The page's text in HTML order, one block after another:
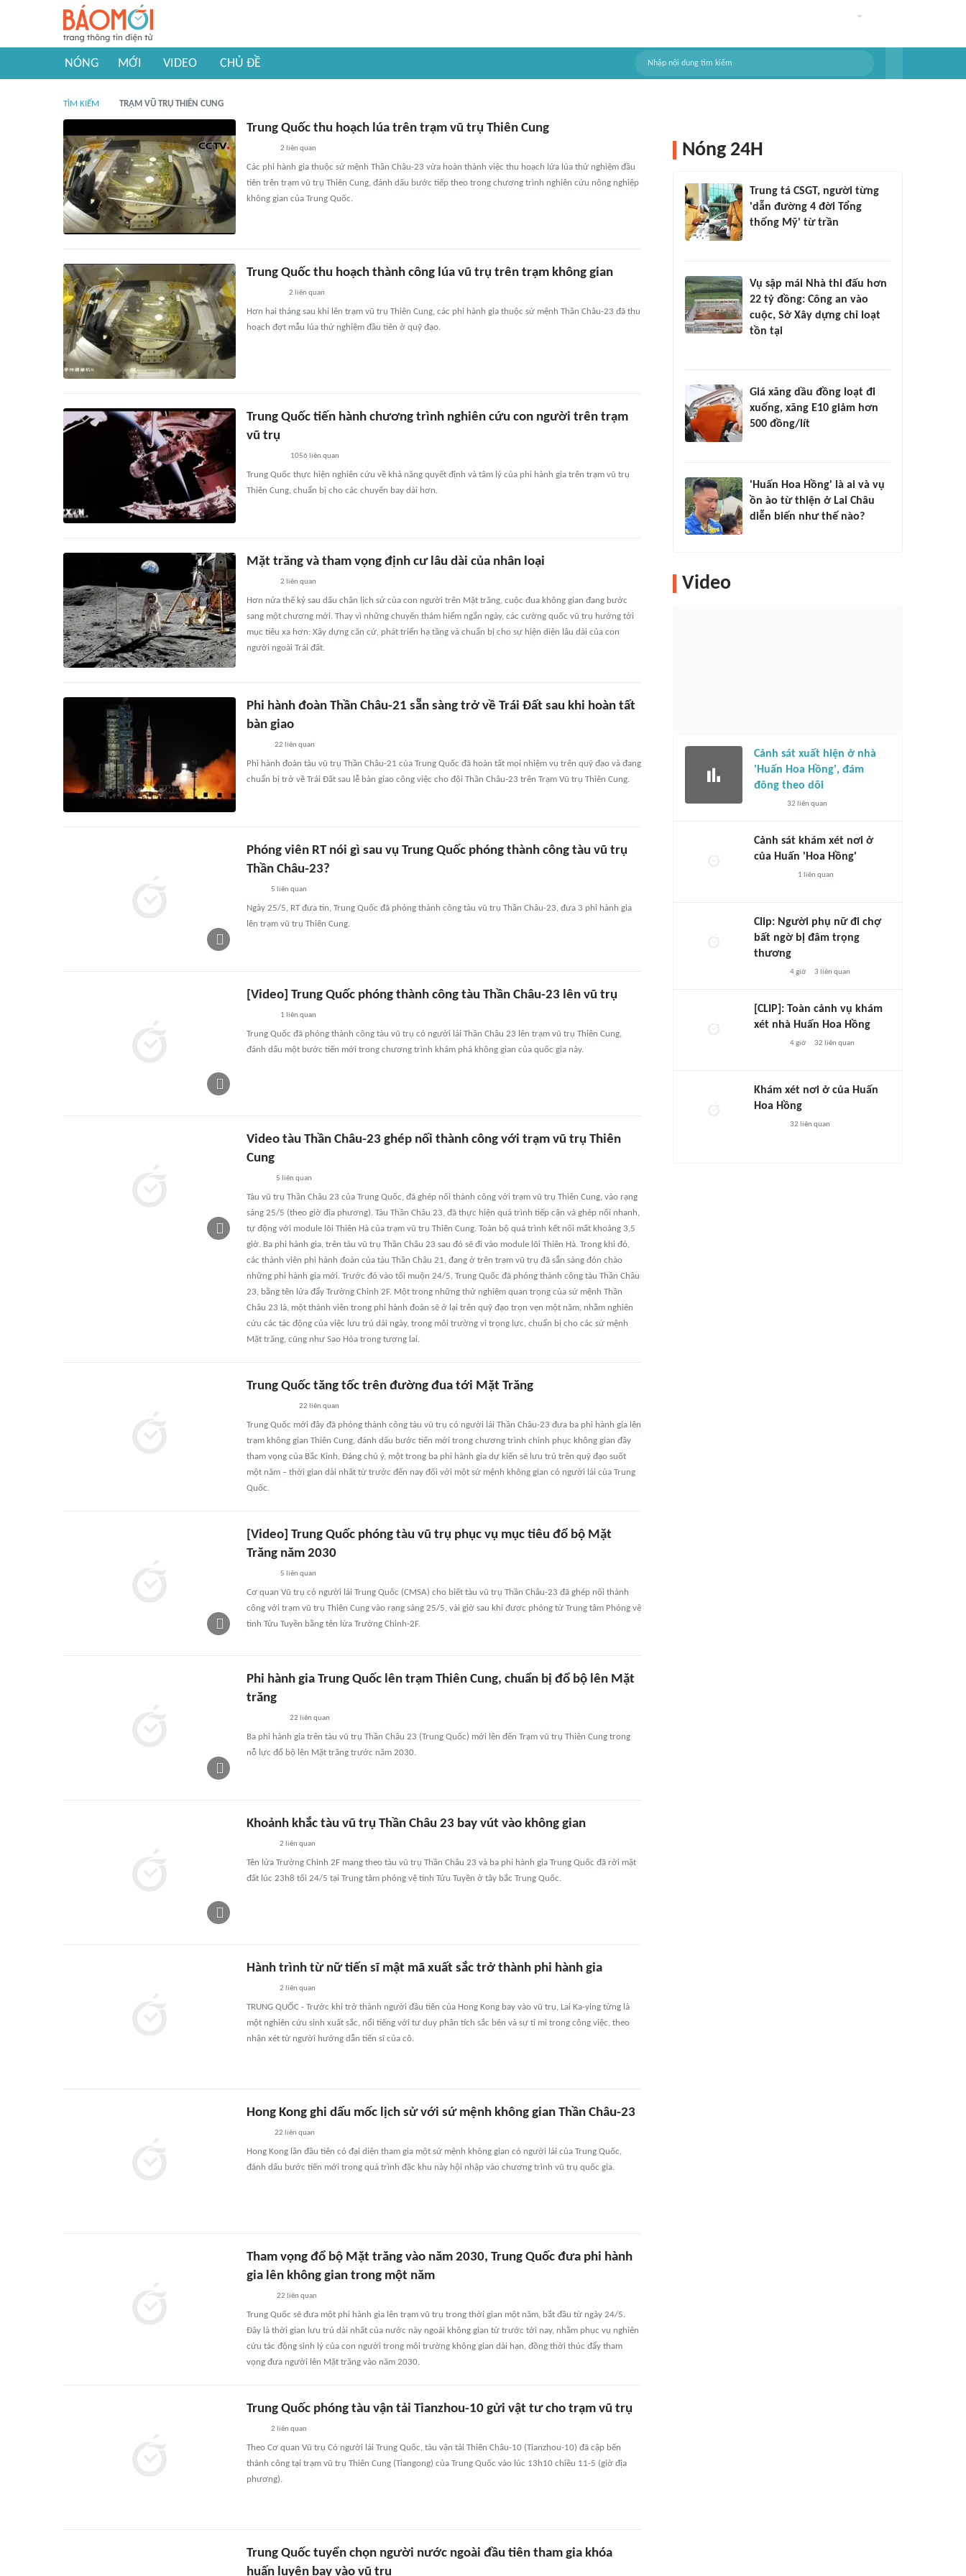
NÓNG MỚI VIDEO CHỦ ĐỀ
TÌM KIẾM TRẠM VŨ TRỤ THIÊN CUNG
Trung Quốc thu hoạch lúa trên trạm vũ trụ Thiên Cung
2 liên quan
Các phi hành gia thuộc sứ mệnh Thần Châu-23 vừa hoàn thành việc thu hoạch lứa lúa thử nghiệm đầu
tiên trên trạm vũ trụ Thiên Cung, đánh dấu bước tiếp theo trong chương trình nghiên cứu nông nghiệp
không gian của Trung Quốc.
Trung Quốc thu hoạch thành công lúa vũ trụ trên trạm không gian
2 liên quan
Hơn hai tháng sau khi lên trạm vũ trụ Thiên Cung, các phi hành gia thuộc sứ mệnh Thần Châu-23 đã thu
hoạch đợt mẫu lúa thử nghiệm đầu tiên ở quỹ đạo.
Trung Quốc tiến hành chương trình nghiên cứu con người trên trạm
vũ trụ
1056 liên quan
Trung Quốc thực hiện nghiên cứu về khả năng quyết định và tâm lý của phi hành gia trên trạm vũ trụ
Thiên Cung, chuẩn bị cho các chuyến bay dài hơn.
Mặt trăng và tham vọng định cư lâu dài của nhân loại
2 liên quan
Hơn nửa thế kỷ sau dấu chân lịch sử của con người trên Mặt trăng, cuộc đua không gian đang bước
sang một chương mới. Thay vì những chuyến thám hiểm ngắn ngày, các cường quốc vũ trụ hướng tới
mục tiêu xa hơn: Xây dựng căn cứ, phát triển hạ tầng và chuẩn bị cho sự hiện diện lâu dài của con
người ngoài Trái đất.
Phi hành đoàn Thần Châu-21 sẵn sàng trở về Trái Đất sau khi hoàn tất
bàn giao
22 liên quan
Phi hành đoàn tàu vũ trụ Thần Châu-21 của Trung Quốc đã hoàn tất mọi nhiệm vụ trên quỹ đạo và đang
chuẩn bị trở về Trái Đất sau lễ bàn giao công việc cho đội Thần Châu-23 trên Trạm Vũ trụ Thiên Cung.
Phóng viên RT nói gì sau vụ Trung Quốc phóng thành công tàu vũ trụ
Thần Châu-23?
5 liên quan
Ngày 25/5, RT đưa tin, Trung Quốc đã phóng thành công tàu vũ trụ Thần Châu-23, đưa 3 phi hành gia
lên trạm vũ trụ Thiên Cung.
[Video] Trung Quốc phóng thành công tàu Thần Châu-23 lên vũ trụ
1 liên quan
Trung Quốc đã phóng thành công tàu vũ trụ có người lái Thần Châu 23 lên trạm vũ trụ Thiên Cung,
đánh dấu một bước tiến mới trong chương trình khám phá không gian của quốc gia này.
Video tàu Thần Châu-23 ghép nối thành công với trạm vũ trụ Thiên
Cung
5 liên quan
Tàu vũ trụ Thần Châu 23 của Trung Quốc, đã ghép nối thành công với trạm vũ trụ Thiên Cung, vào rạng
sáng 25/5 (theo giờ địa phương). Tàu Thần Châu 23, đã thực hiện quá trình tiếp cận và ghép nối nhanh,
tự động với module lõi Thiên Hà của trạm vũ trụ Thiên Cung. Toàn bộ quá trình kết nối mất khoảng 3,5
giờ. Ba phi hành gia, trên tàu vũ trụ Thần Châu 23 sau đó sẽ đi vào module lõi Thiên Hà. Trong khi đó,
các thành viên phi hành đoàn của tàu Thần Châu 21, đang ở trên trạm vũ trụ đã sẵn sàng đón chào
những phi hành gia mới. Trước đó vào tối muộn 24/5, Trung Quốc đã phóng thành công tàu Thần Châu
23, bằng tên lửa đẩy Trường Chinh 2F. Một trong những thử nghiệm quan trọng của sứ mệnh Thần
Châu 23 là, một thành viên trong phi hành đoàn sẽ ở lại trên quỹ đạo trọn vẹn một năm, nhằm nghiên
cứu các tác động của việc lưu trú dài ngày, trong môi trường vi trọng lực, chuẩn bị cho các sứ mệnh
Mặt trăng, cũng như Sao Hỏa trong tương lai.
Trung Quốc tăng tốc trên đường đua tới Mặt Trăng
22 liên quan
Trung Quốc mới đây đã phóng thành công tàu vũ trụ có người lái Thần Châu-23 đưa ba phi hành gia lên
trạm không gian Thiên Cung, đánh dấu bước tiến mới trong chương trình chinh phục không gian đầy
tham vọng của Bắc Kinh. Đáng chú ý, một trong ba phi hành gia dự kiến sẽ lưu trú trên quỹ đạo suốt
một năm – thời gian dài nhất từ trước đến nay đối với một sứ mệnh không gian có người lái của Trung
Quốc.
[Video] Trung Quốc phóng tàu vũ trụ phục vụ mục tiêu đổ bộ Mặt
Trăng năm 2030
5 liên quan
Cơ quan Vũ trụ có người lái Trung Quốc (CMSA) cho biết tàu vũ trụ Thần Châu-23 đã ghép nối thành
công với trạm vũ trụ Thiên Cung vào rạng sáng 25/5, vài giờ sau khi được phóng từ Trung tâm Phóng vệ
tinh Tửu Tuyền bằng tên lửa Trường Chinh-2F.
Phi hành gia Trung Quốc lên trạm Thiên Cung, chuẩn bị đổ bộ lên Mặt
trăng
22 liên quan
Ba phi hành gia trên tàu vũ trụ Thần Châu 23 (Trung Quốc) mới lên đến Trạm vũ trụ Thiên Cung trong
nỗ lực đổ bộ lên Mặt trăng trước năm 2030.
Khoảnh khắc tàu vũ trụ Thần Châu 23 bay vút vào không gian
2 liên quan
Tên lửa Trường Chinh 2F mang theo tàu vũ trụ Thần Châu 23 và ba phi hành gia Trung Quốc đã rời mặt
đất lúc 23h8 tối 24/5 tại Trung tâm phóng vệ tinh Tửu Tuyền ở tây bắc Trung Quốc.
Hành trình từ nữ tiến sĩ mật mã xuất sắc trở thành phi hành gia
2 liên quan
TRUNG QUỐC - Trước khi trở thành người đầu tiên của Hong Kong bay vào vũ trụ, Lai Ka-ying từng là
một nghiên cứu sinh xuất sắc, nổi tiếng với tư duy phân tích sắc bén và sự tỉ mỉ trong công việc, theo
nhận xét từ người hướng dẫn tiến sĩ của cô.
Hong Kong ghi dấu mốc lịch sử với sứ mệnh không gian Thần Châu-23
22 liên quan
Hong Kong lần đầu tiên có đại diện tham gia một sứ mệnh không gian có người lái của Trung Quốc,
đánh dấu bước tiến mới trong quá trình đặc khu này hội nhập vào chương trình vũ trụ quốc gia.
Tham vọng đổ bộ Mặt trăng vào năm 2030, Trung Quốc đưa phi hành
gia lên không gian trong một năm
22 liên quan
Trung Quốc sẽ đưa một phi hành gia lên trạm vũ trụ trong thời gian một năm, bắt đầu từ ngày 24/5.
Đây là thời gian lưu trú dài nhất của nước này ngoài không gian từ trước tới nay, nhằm phục vụ nghiên
cứu tác động sinh lý của con người trong môi trường không gian dài hạn, đồng thời thúc đẩy tham
vọng đưa người lên Mặt trăng vào năm 2030.
Trung Quốc phóng tàu vận tải Tianzhou-10 gửi vật tư cho trạm vũ trụ
2 liên quan
Theo Cơ quan Vũ trụ Có người lái Trung Quốc, tàu vận tải Thiên Châu-10 (Tianzhou-10) đã cập bến
thành công tại trạm vũ trụ Thiên Cung (Tiangong) của Trung Quốc vào lúc 13h10 chiều 11-5 (giờ địa
phương).
Trung Quốc tuyển chọn người nước ngoài đầu tiên tham gia khóa
huấn luyện bay vào vũ trụ
Nóng 24H
Trung tá CSGT, người từng
'dẫn đường 4 đời Tổng
thống Mỹ' từ trần
Vụ sập mái Nhà thi đấu hơn
22 tỷ đồng: Công an vào
cuộc, Sở Xây dựng chỉ loạt
tồn tại
Giá xăng dầu đồng loạt đi
xuống, xăng E10 giảm hơn
500 đồng/lít
'Huấn Hoa Hồng' là ai và vụ
ồn ào từ thiện ở Lai Châu
diễn biến như thế nào?
Video
Cảnh sát xuất hiện ở nhà
'Huấn Hoa Hồng', đám
đông theo dõi
32 liên quan
Cảnh sát khám xét nơi ở
của Huấn 'Hoa Hồng'
1 liên quan
Clip: Người phụ nữ đi chợ
bất ngờ bị đâm trọng
thương
4 giờ 3 liên quan
[CLIP]: Toàn cảnh vụ khám
xét nhà Huấn Hoa Hồng
4 giờ 32 liên quan
Khám xét nơi ở của Huấn
Hoa Hồng
32 liên quan